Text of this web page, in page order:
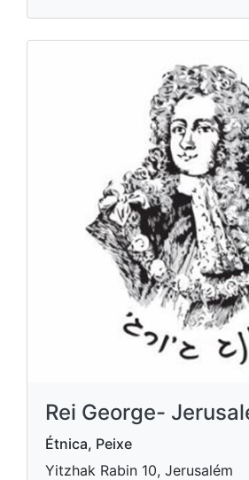
Rei George-
Étnica, Peixe
Yitzhak Rabin 10, Jerusalém